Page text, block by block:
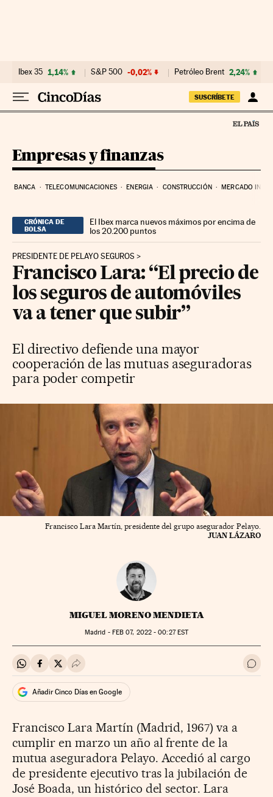
Ibex 35 1,14% S&P 500 -0,02% Petróleo Brent 2,24%
SUSCRÍBETE
Empresas y finanzas
BANCA TELECOMUNICACIONES ENERGIA CONSTRUCCIÓN MERCADO
CRÓNICA DE
BOLSA
El Ibex marca nuevos máximos por encima de
los 20.200 puntos
PRESIDENTE DE PELAYO SEGUROS
Francisco Lara: “El precio de
los seguros de automóviles
va a tener que subir”
El directivo defiende una mayor
cooperación de las mutuas aseguradoras
para poder competir
Francisco Lara Martín, presidente del grupo asegurador Pelayo.
JUAN LÁZARO
MIGUEL MORENO MENDIETA
Madrid - FEB 07, 2022 - 00:27EST
Compartir en Whatsapp
Compartir en Facebook
Compartir en Twitter
Desplegar Redes Sociales Ir a
Añadir Cinco Días en Google
Francisco Lara Martín (Madrid, 1967) va a
cumplir en marzo un año al frente de la
mutua aseguradora Pelayo. Accedió al cargo
de presidente ejecutivo tras la jubilación de
José Boada, un histórico del sector. Lara